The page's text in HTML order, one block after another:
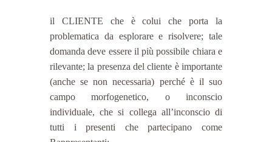
il CLIENTE che è colui che porta la
problematica da esplorare e risolvere; tale
domanda deve essere il più possibile chiara e
rilevante; la presenza del cliente è importante
(anche se non necessaria) perché è il suo
campo morfogenetico, o inconscio
individuale, che si collega all’inconscio di
tutti i presenti che partecipano come